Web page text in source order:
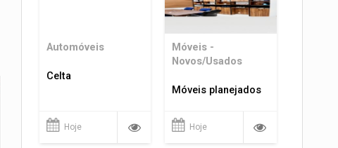
Automóveis
Celta
Hoje
Móveis -
Novos/Usados
Móveis planejados
Hoje